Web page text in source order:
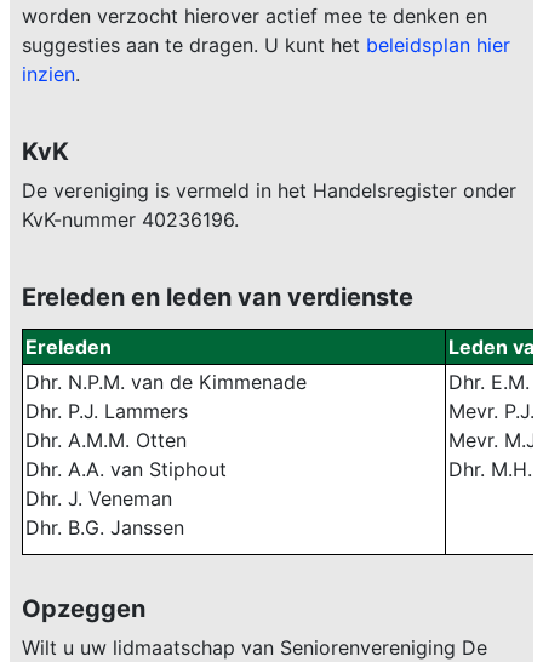
worden verzocht hierover actief mee te denken en
suggesties aan te dragen. U kunt het beleidsplan hier
inzien.
KvK
De vereniging is vermeld in het Handelsregister onder
KvK-nummer 40236196.
Ereleden en leden van verdienste
Ereleden
Leden
Dhr. N.P.M. van de Kimmenade
Dhr. P.J. Lammers
Dhr. A.M.M. Otten
Dhr. A.A. van Stiphout
Dhr. J. Veneman
Dhr. B.G. Janssen
Dhr. E.M.
Mevr.
Mevr.
Dhr. M.H.
Opzeggen
Wilt u uw lidmaatschap van Seniorenvereniging De